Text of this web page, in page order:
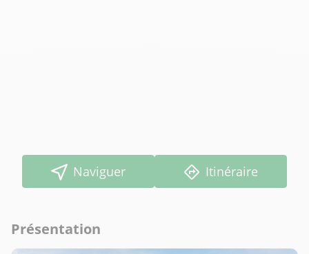
Naviguer Itinéraire
Présentation